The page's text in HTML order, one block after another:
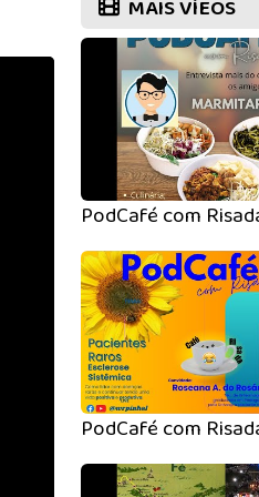
MAIS VÍEOS
PodCafé com
PodCafé com